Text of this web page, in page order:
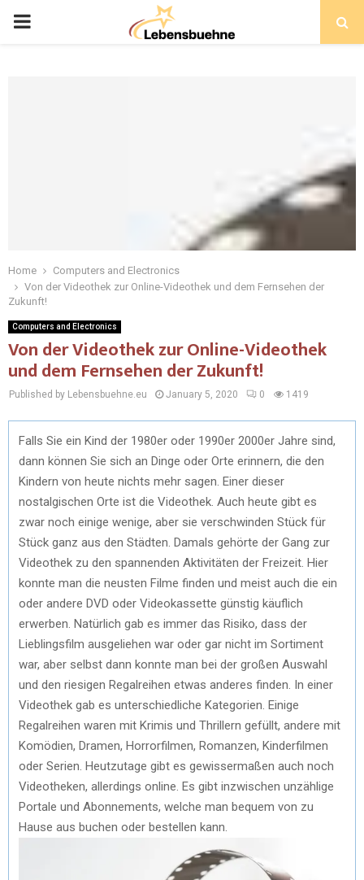
PRIMARY
Home
Computers and Electronics
Von der Videothek zur Online-Videothek und dem Fernsehen der
Zukunft!
Computers and Electronics
Von der Videothek zur Online-Videothek
und dem Fernsehen der Zukunft!
Published by Lebensbuehne.eu January 5, 2020 0 1419
Falls Sie ein Kind der 1980er oder 1990er 2000er Jahre sind,
dann können Sie sich an Dinge oder Orte erinnern, die den
Kindern von heute nichts mehr sagen. Einer dieser
nostalgischen Orte ist die Videothek. Auch heute gibt es
zwar noch einige wenige, aber sie verschwinden Stück für
Stück ganz aus den Städten. Damals gehörte der Gang zur
Videothek zu den spannenden Aktivitäten der Freizeit. Hier
konnte man die neusten Filme finden und meist auch die ein
oder andere DVD oder Videokassette günstig käuflich
erwerben. Natürlich gab es immer das Risiko, dass der
Lieblingsfilm ausgeliehen war oder gar nicht im Sortiment
war, aber selbst dann konnte man bei der großen Auswahl
und den riesigen Regalreihen etwas anderes finden. In einer
Videothek gab es unterschiedliche Kategorien. Einige
Regalreihen waren mit Krimis und Thrillern gefüllt, andere mit
Komödien, Dramen, Horrorfilmen, Romanzen, Kinderfilmen
oder Serien. Heutzutage gibt es gewissermaßen auch noch
Videotheken, allerdings online. Es gibt inzwischen unzählige
Portale und Abonnements, welche man bequem von zu
Hause aus buchen oder bestellen kann.